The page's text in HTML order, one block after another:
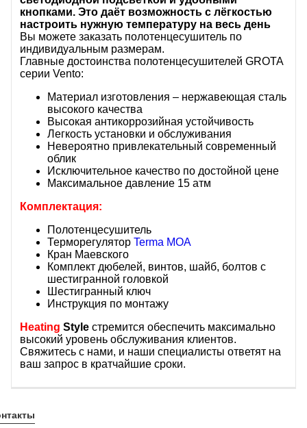
кнопками. Это даёт возможность с лёгкостью
настроить нужную температуру на весь день
Вы можете заказать полотенцесушитель по
индивидуальным размерам.
Главные достоинства полотенцесушителей GROTA
серии Vento:
Материал изготовления – нержавеющая сталь
высокого качества
Высокая антикоррозийная устойчивость
Легкость установки и обслуживания
Невероятно привлекательный современный
облик
Исключительное качество по достойной цене
Максимальное давление 15 атм
Комплектация:
Полотенцесушитель
Терморегулятор Terma MOA
Кран Маевского
Комплект дюбелей, винтов, шайб, болтов с
шестигранной головкой
Шестигранный ключ
Инструкция по монтажу
Heating Style стремится обеспечить максимально
высокий уровень обслуживания клиентов.
Свяжитесь с нами, и наши специалисты ответят на
ваш запрос в кратчайшие сроки.